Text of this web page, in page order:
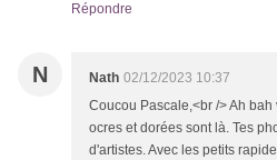
Répondre
N Nath 02/12/2023 10:37
Coucou Pascale,<br /> Ah
ocres et dorées sont là. Tes
d'artistes. Avec les petits